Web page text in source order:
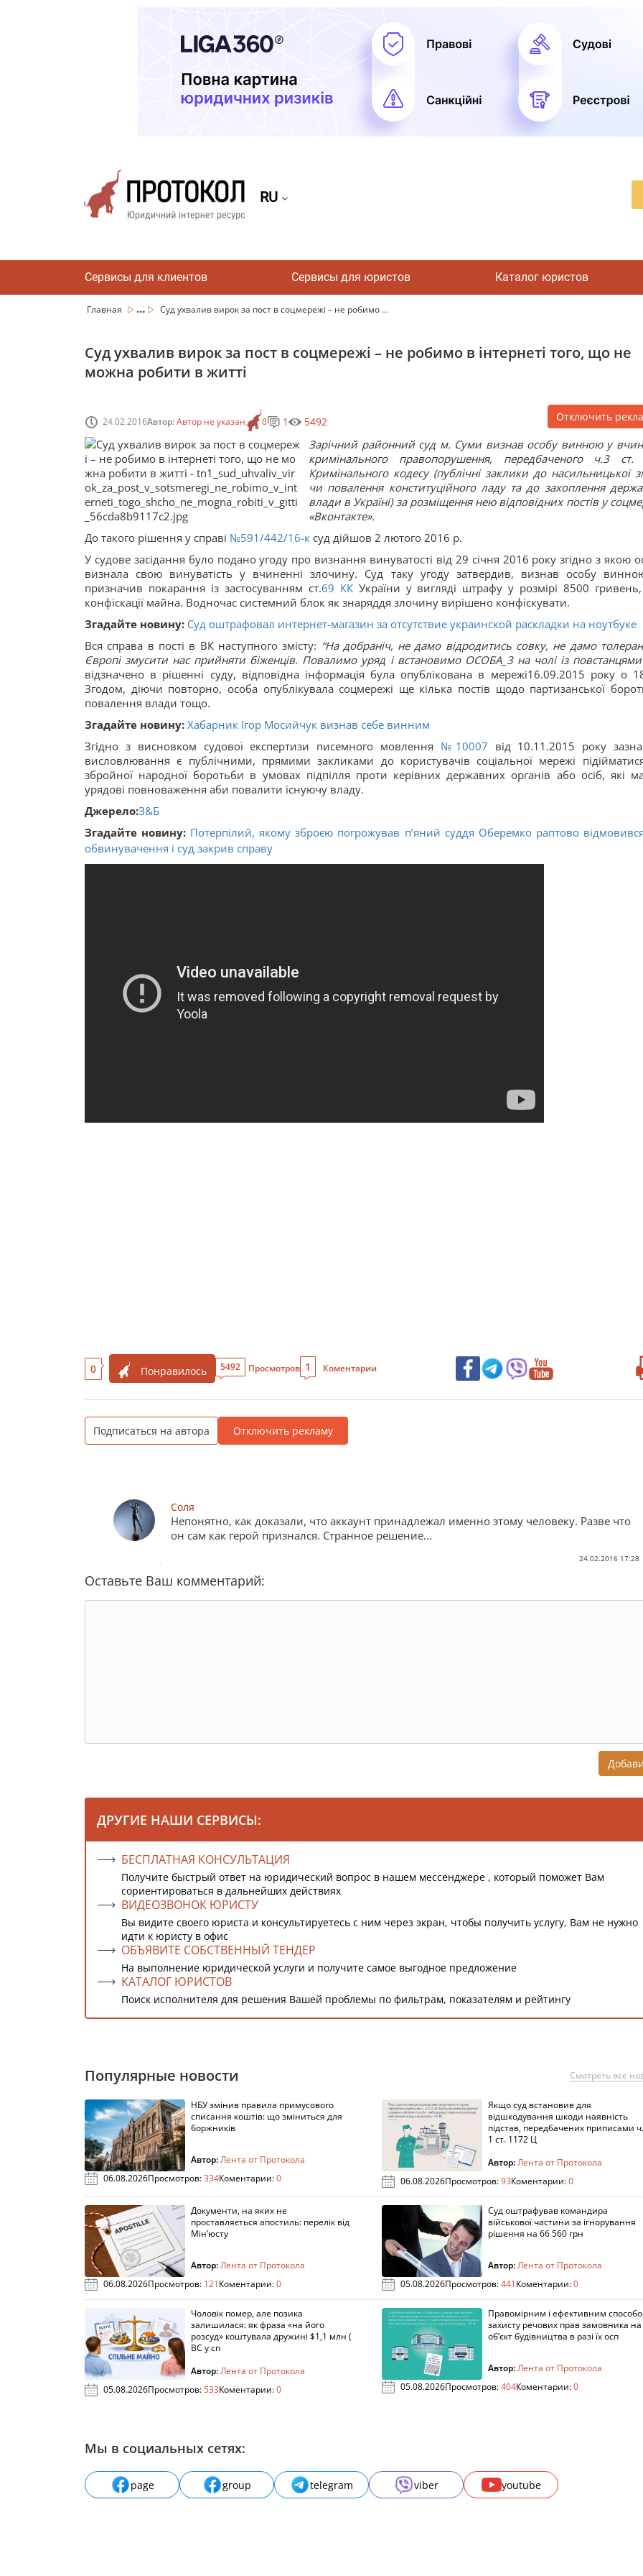
RU
Сервисы для клиентов Сервисы для юристов Каталог юристов
Главная ... Суд ухвалив вирок за пост в соцмережі – не робимо ...
Суд ухвалив вирок за пост в соцмережі – не робимо в інтернеті того, що не
можна робити в житті
24.02.2016Автор:Автор не указан 0 1 5492 Отключить
Зарічний районний суд м. Суми визнав особу винною у
кримінального правопорушення, передбаченого ч.3 ст.
Кримінального кодесу (публічні заклики до насильницької
чи повалення конституційного ладу та до захоплення
влади в Україні) за розміщення нею відповідних постів у
«Вконтакте».
До такого рішення у справі №591/442/16-к суд дійшов 2 лютого 2016 р.
У судове засідання було подано угоду про визнання винуватості від 29 січня 2016 року згідно з якою
визнала свою винуватість у вчиненні злочину. Суд таку угоду затвердив, визнав особу
призначив покарання із застосуванням ст.69 ККУкраїни у вигляді штрафу у розмірі 8500
конфіскації майна. Водночас системний блок як знаряддя злочину вирішено конфіскувати.
Згадайте новину: Суд оштрафовал интернет-магазин за отсутствие украинской раскладки на ноутбуке
Вся справа в пості в ВК наступного змісту: “На добраніч, не дамо відродитись совку, не дамо
Європі змусити нас прийняти біженців. Повалимо уряд і встановимо ОСОБА_3 на чолі із
відзначено в рішенні суду, відповідна інформація була опублікована в мережі16.09.2015 року о
Згодом, діючи повторно, особа опублікувала соцмережі ще кілька постів щодо партизанської
повалення влади тощо.
Згадайте новину: Хабарник Ігор Мосийчук визнав себе винним
Згідно з висновком судової експертизи писемного мовлення №10007 від 10.11.2015 року
висловлювання є публічними, прямими закликами до користувачів соціальної мережі
збройної народної боротьби в умовах підпілля проти керівних державних органів або осіб, які
урядові повноваження аби повалити існуючу владу.
Джерело:З&Б
Згадайте новину: Потерпілий, якому зброєю погрожував п’яний суддя Оберемко раптово
обвинувачення і суд закрив справу
0 Понравилось 5492 Просмотров 1 Коментарии
Подписаться на автора Отключить рекламу
Соля
Непонятно, как доказали, что аккаунт принадлежал именно этому человеку. Разве что
он сам как герой признался. Странное решение...
24.02.2016 17:28
Оставьте Ваш комментарий:
ДРУГИЕ НАШИ СЕРВИСЫ:
БЕСПЛАТНАЯ КОНСУЛЬТАЦИЯ
Получите быстрый ответ на юридический вопрос в нашем мессенджере , который поможет Вам
сориентироваться в дальнейших действиях
ВИДЕОЗВОНОК ЮРИСТУ
Вы видите своего юриста и консультируетесь с ним через экран, чтобы получить услугу, Вам не нужно
идти к юристу в офис
ОБЪЯВИТЕ СОБСТВЕННЫЙ ТЕНДЕР
На выполнение юридической услуги и получите самое выгодное предложение
КАТАЛОГ ЮРИСТОВ
Поиск исполнителя для решения Вашей проблемы по фильтрам, показателям и рейтингу
Популярные новости Смотреть все
НБУ змінив правила примусового
списання коштів: що зміниться для
боржників
Автор:Лента от Протокола
06.08.2026Просмотров:334Коментарии:0
Якщо суд встановив для
відшкодування шкоди наявність
підстав, передбачених приписами ч.
1 ст. 1172 Ц
Автор:Лента от Протокола
06.08.2026Просмотров:93Коментарии:0
Документи, на яких не
проставляється апостиль: перелік від
Мін’юсту
Автор:Лента от Протокола
06.08.2026Просмотров: 121Коментарии:0
Суд оштрафував командира
військової частини за ігнорування
рішення на 66 560 грн
Автор:Лента от Протокола
05.08.2026Просмотров:441Коментарии:0
Чоловік помер, але позика
залишилася: як фраза «на його
розсуд» коштувала дружині $1,1 млн (
ВС у сп
Автор:Лента от Протокола
05.08.2026Просмотров:533Коментарии:0
Правомірним і ефективним
захисту речових прав замовника на
об’єкт будівництва в разі їх осп
Автор:Лента от Протокола
05.08.2026Просмотров:404Коментарии:0
Мы в социальных сетях:
page group telegram viber youtube